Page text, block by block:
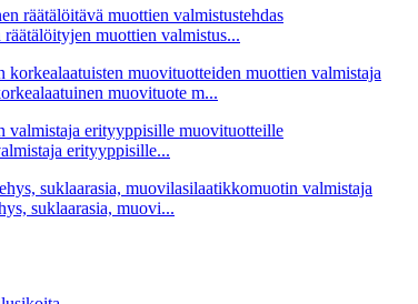
muottien valmistus...
muovituote m...
erityyppisille...
suklaarasia, muovi...